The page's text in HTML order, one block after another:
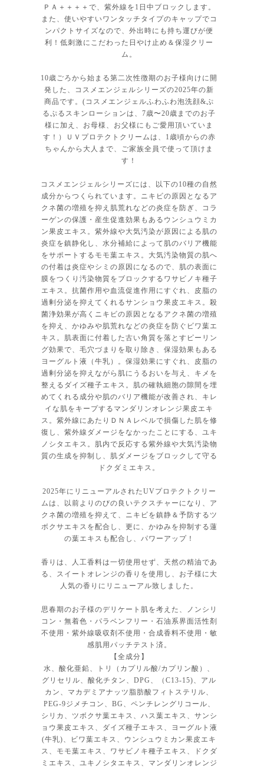
ＰＡ＋＋＋＋で、紫外線を1日中ブロックします。
また、使いやすいワンタッチタイプのキャップでコ
ンパクトサイズなので、外出時にも持ち運びが便
利！低刺激にこだわった日やけ止め＆保湿クリー
ム。
10歳ごろから始まる第二次性徴期のお子様向けに開
発した、コスメエンジェルシリーズの2025年の新
商品です。(コスメエンジェルふわふわ泡洗顔&ぷ
るぷるスキンローションは、7歳〜20歳までのお子
様に加え、お母様、お父様にもご愛用頂いていま
す！）ＵＶプロテクトクリームは、1歳頃からの赤
ちゃんから大人まで、ご家族全員で使って頂けま
す！
コスメエンジェルシリーズには、以下の10種の自然
成分からつくられています。ニキビの原因となるア
クネ菌の増殖を抑え肌荒れなどの炎症を防ぎ、コラ
ーゲンの保護・産生促進効果もあるウンシュウミカ
ン果皮エキス。紫外線や大気汚染が原因による肌の
炎症を鎮静化し、水分補給によって肌のバリア機能
をサポートするモモ葉エキス。大気汚染物質の肌へ
の付着は炎症やシミの原因になるので、肌の表面に
膜をつくり汚染物質をブロックするワサビノキ種子
エキス。抗菌作用や血流促進作用にすぐれ、皮脂の
過剰分泌を抑えてくれるサンショウ果皮エキス。殺
菌浄効果が高くニキビの原因となるアクネ菌の増殖
を抑え、かゆみや肌荒れなどの炎症を防ぐビワ葉エ
キス。肌表面に付着した古い角質を落とすピーリン
グ効果で、毛穴づまりを取り除き、保湿効果もある
ヨーグルト液（牛乳）。保湿効果にすぐれ、皮脂の
過剰分泌を抑えながら肌にうるおいを与え、キメを
整えるダイズ種子エキス。肌の確執細胞の隙間を埋
めてくれる成分や肌のバリア機能が改善され、キレ
イな肌をキープするマンダリンオレンジ果皮エキ
ス。紫外線にあたりＤＮＡレベルで損傷した肌を修
復し、紫外線ダメージをなかったことにする、ユキ
ノシタエキス。肌内で反応する紫外線や大気汚染物
質の生成を抑制し、肌ダメージをブロックして守る
ドクダミエキス。
2025年にリニューアルされたUVプロテクトクリー
ムは、以前よりのびの良いテクスチャーになり、ア
クネ菌の増殖を抑えて、ニキビを鎮静＆予防するツ
ボクサエキスを配合し、更に、かゆみを抑制する蓮
の葉エキスも配合し、パワーアップ！
香りは、人工香料は一切使用せず、天然の精油であ
る、スイートオレンジの香りを使用し、お子様に大
人気の香りにリニューアル致しました。
思春期のお子様のデリケート肌を考えた、ノンシリ
コン・無着色・パラベンフリー・石油系界面活性剤
不使用・紫外線吸収剤不使用・合成香料不使用・敏
感肌用パッチテスト済。
【全成分】
水、酸化亜鉛、トリ（カプリル酸/カプリン酸）、
グリセリル、酸化チタン、DPG、（C13-15)、アル
カン、マカデミアナッツ脂肪酸フィトステリル、
PEG-9ジメチコン、BG、ペンチレングリコール、
シリカ、ツボクサ葉エキス、ハス葉エキス、サンシ
ョウ果皮エキス、ダイズ種子エキス、ヨーグルト液
(牛乳)、ビワ葉エキス、ウンシュウミカン果皮エキ
ス、モモ葉エキス、ワサビノキ種子エキス、ドクダ
ミエキス、ユキノシタエキス、マンダリンオレンジ